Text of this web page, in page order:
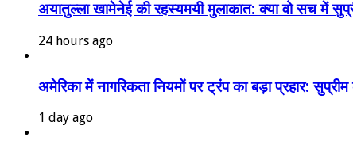
अयातुल्ला खामेनेई की रहस्यमयी मुलाकात: क्या वो सच में
24 hours ago
अमेरिका में नागरिकता नियमों पर ट्रंप का बड़ा प्रहार:
1 day ago